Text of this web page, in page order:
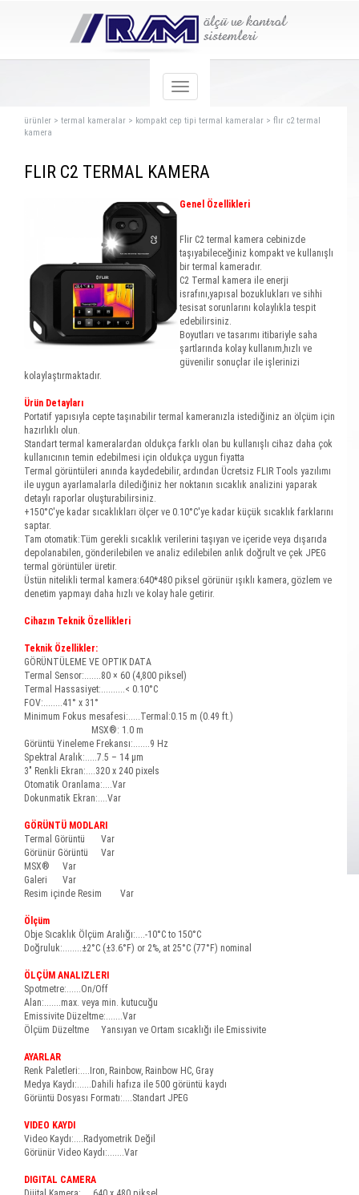
ürünler > termal kameralar > kompakt cep tipi termal kameralar > flır c2 termal
kamera
FLIR C2 TERMAL KAMERA
Genel Özellikleri
Flir C2 termal kamera cebinizde
taşıyabileceğiniz kompakt ve kullanışlı
bir termal kameradır.
C2 Termal kamera ile enerji
israfını,yapısal bozuklukları ve sihhi
tesisat sorunlarını kolaylıkla tespit
edebilirsiniz.
Boyutları ve tasarımı itibariyle saha
şartlarında kolay kullanım,hızlı ve
güvenilir sonuçlar ile işlerinizi
kolaylaştırmaktadır.
Ürün Detayları
Portatif yapısıyla cepte taşınabilir termal kameranızla istediğiniz an ölçüm için
hazırlıklı olun.
Standart termal kameralardan oldukça farklı olan bu kullanışlı cihaz daha çok
kullanıcının temin edebilmesi için oldukça uygun fiyatta
Termal görüntüleri anında kaydedebilir, ardından Ücretsiz FLIR Tools yazılımı
ile uygun ayarlamalarla dilediğiniz her noktanın sıcaklık analizini yaparak
detaylı raporlar oluşturabilirsiniz.
+150°C'ye kadar sıcaklıkları ölçer ve 0.10°C'ye kadar küçük sıcaklık farklarını
saptar.
Tam otomatik:Tüm gerekli sıcaklık verilerini taşıyan ve içeride veya dışarıda
depolanabilen, gönderilebilen ve analiz edilebilen anlık doğrult ve çek JPEG
termal görüntüler üretir.
Üstün nitelikli termal kamera:640*480 piksel görünür ışıklı kamera, gözlem ve
denetim yapmayı daha hızlı ve kolay hale getirir.
Cihazın Teknik Özellikleri
Teknik Özellikler:
GÖRÜNTÜLEME VE OPTIK DATA
Termal Sensor:.......80 × 60 (4,800 piksel)
Termal Hassasiyet:..........< 0.10°C
FOV:........41° x 31°
Minimum Fokus mesafesi:.....Termal:0.15 m (0.49 ft.)
MSX®: 1.0 m
Görüntü Yineleme Frekansı:.......9 Hz
Spektral Aralık:.....7.5 – 14 µm
3″ Renkli Ekran:....320 x 240 pixels
Otomatik Oranlama:....Var
Dokunmatik Ekran:....Var
GÖRÜNTÜ MODLARI
Termal Görüntü
Var
Görünür Görüntü
Var
MSX®
Var
Galeri
Var
Resim içinde Resim
Var
Ölçüm
Obje Sıcaklık Ölçüm Aralığı:....-10°C to 150°C
Doğruluk:........±2°C (±3.6°F) or 2%, at 25°C (77°F) nominal
ÖLÇÜM ANALIZLERI
Spotmetre:......On/Off
Alan:.......max. veya min. kutucuğu
Emissivite Düzeltme:.......Var
Ölçüm Düzeltme
Yansıyan ve Ortam sıcaklığı ile Emissivite
AYARLAR
Renk Paletleri:....Iron, Rainbow, Rainbow HC, Gray
Medya Kaydı:......Dahili hafıza ile 500 görüntü kaydı
Görüntü Dosyası Formatı:....Standart JPEG
VIDEO KAYDI
Video Kaydı:....Radyometrik Değil
Görünür Video Kaydı:.......Var
DIGITAL CAMERA